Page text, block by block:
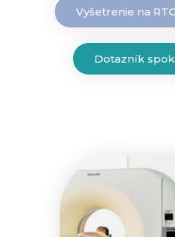
Vyšetrenie na
Dotazník